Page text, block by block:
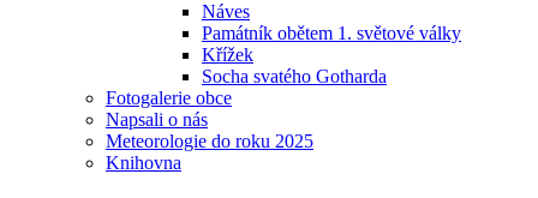
Náves
Památník obětem 1. světové války
Křížek
Socha svatého Gotharda
Fotogalerie obce
Napsali o nás
Meteorologie do roku 2025
Knihovna